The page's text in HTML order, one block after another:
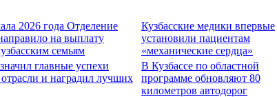
2026 года Отделение
на выплату
семьям
Кузбасские медики впервые
установили пациентам
«механические сердца»
главные успехи
и наградил лучших
В Кузбассе по областной
программе обновляют 80
километров автодорог